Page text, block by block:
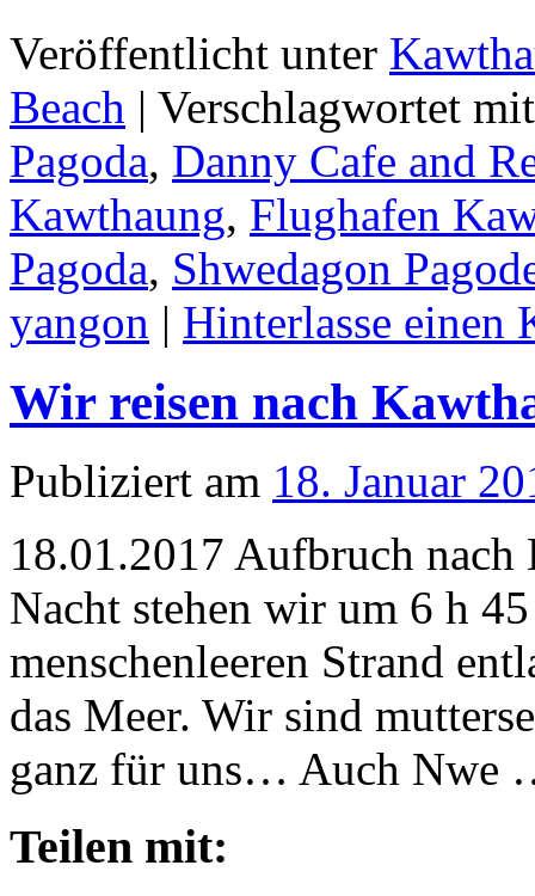
Veröffentlicht unter
Beach | Verschlagwortet mit
Pagoda, Danny Cafe and
Kawthaung, Flughafen
Pagoda, Shwedagon
yangon | Hinterlasse einen
Wir reisen nach
Publiziert am 18. Januar
18.01.2017 Aufbruch
Nacht stehen wir um 6 h
menschenleeren Strand
das Meer. Wir sind
ganz für uns… Auch
Teilen mit: